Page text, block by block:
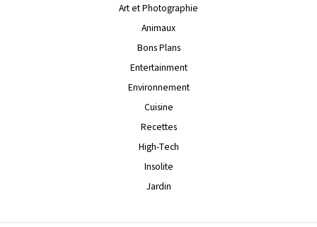
Art et Photographie
Animaux
Bons Plans
Entertainment
Environnement
Cuisine
Recettes
High-Tech
Insolite
Jardin